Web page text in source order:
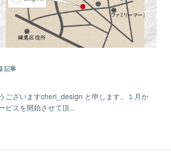
記事
ございますcheri_design と申します。１月か
スを開始させて頂...